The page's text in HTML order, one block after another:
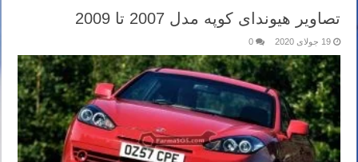
تصاویر هیوندای کوپه مدل 2007 تا 2009
19 جولای 2020 0